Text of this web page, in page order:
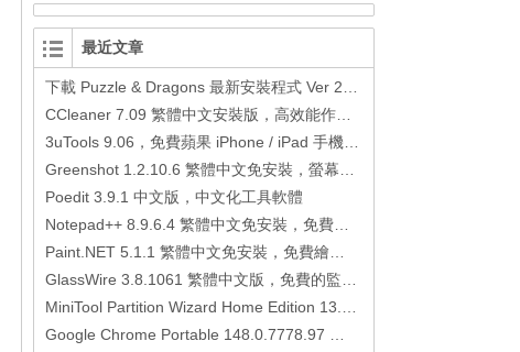
最近文章
Poedit 3.9.1 中文版，中文化工具軟體